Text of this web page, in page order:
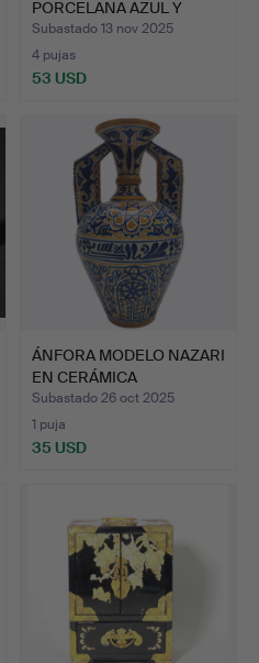
PORCELANA AZUL Y
BLAN…
Subastado 13 nov 2025
4 pujas
53 USD
ÁNFORA MODELO NAZARI
EN CERÁMICA
ESMALTADA…
Subastado 26 oct 2025
1 puja
35 USD